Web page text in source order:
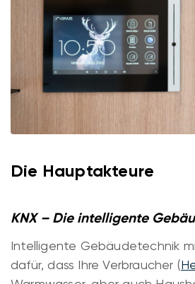
Die Hauptakteure
KNX – Die intelligente
Intelligente Gebäudetechnik
dafür, dass Ihre Verbraucher (